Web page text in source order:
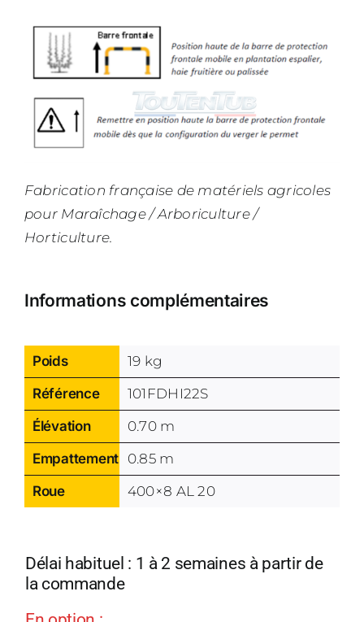
Fabrication française de matériels agricoles
pour Maraîchage / Arboriculture /
Horticulture.
Informations complémentaires
Poids
19 kg
Référence
101FDHI22S
Élévation
0.70 m
Empattement 0.85 m
Roue
400×8 AL 20
Délai habituel : 1 à 2 semaines à partir de
la commande